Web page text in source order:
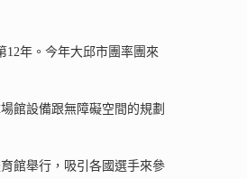
年。今年大邱市團率團來
館設備跟無障礙空間的規劃
館舉行，吸引各國選手來參